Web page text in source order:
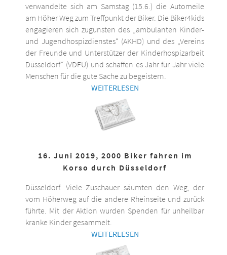
verwandelte sich am Samstag (15.6.) die Automeile
am Höher Weg zum Treffpunkt der Biker. Die Biker4kids
engagieren sich zugunsten des „ambulanten Kinder-
und Jugendhospizdienstes“ (AKHD) und des „Vereins
der Freunde und Unterstützer der Kinderhospizarbeit
Düsseldorf“ (VDFU) und schaffen es Jahr für Jahr viele
Menschen für die gute Sache zu begeistern.
WEITERLESEN
16. Juni 2019, 2000 Biker fahren im
Korso durch Düsseldorf
Düsseldorf. Viele Zuschauer säumten den Weg, der
vom Höherweg auf die andere Rheinseite und zurück
führte. Mit der Aktion wurden Spenden für unheilbar
kranke Kinder gesammelt.
WEITERLESEN